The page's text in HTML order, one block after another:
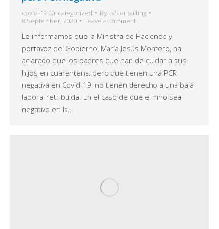
covid-19, Uncategorized By csfconsulting
8 September, 2020
Leave a comment
Le informamos que la Ministra de Hacienda y
portavoz del Gobierno, María Jesús Montero, ha
aclarado que los padres que han de cuidar a sus
hijos en cuarentena, pero que tienen una PCR
negativa en Covid-19, no tienen derecho a una baja
laboral retribuida. En el caso de que el niño sea
negativo en la…